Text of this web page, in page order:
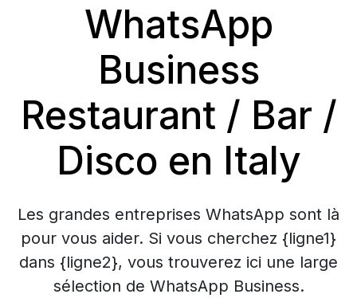
WhatsApp
Business
Restaurant / Bar /
Disco en Italy
Les grandes entreprises WhatsApp sont là
pour vous aider. Si vous cherchez {ligne1}
dans {ligne2}, vous trouverez ici une large
sélection de WhatsApp Business.